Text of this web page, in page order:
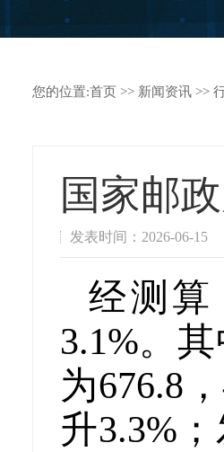
您的位置:首页>> 新闻资讯>>
国家邮
发表时间：2026-06-15
经测算
3.1%。
为676.8
升3.3%